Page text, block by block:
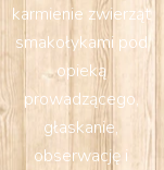
karmienie zwierząt
smakołykami pod
opieką
prowadzącego,
głaskanie,
obserwację i